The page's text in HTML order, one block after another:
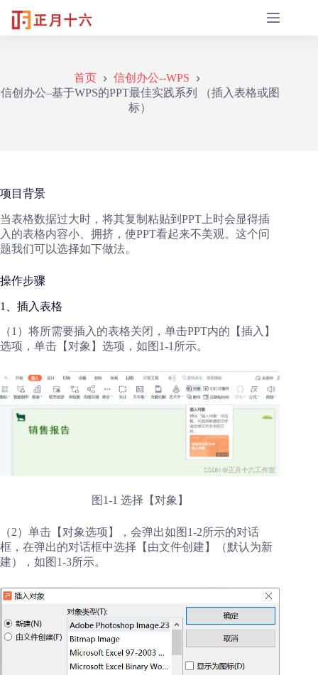
首页
信创办公--WPS
信创办公–基于WPS的PPT最佳实践系列 （插入表格或图
标）
项目背景
当表格数据过大时，将其复制粘贴到PPT上时会显得插
入的表格内容小、拥挤，使PPT看起来不美观。这个问
题我们可以选择如下做法。
操作步骤
1、插入表格
（1）将所需要插入的表格关闭，单击PPT内的【插入】
选项，单击【对象】选项，如图1-1所示。
图1-1 选择【对象】
（2）单击【对象选项】，会弹出如图1-2所示的对话
框，在弹出的对话框中选择【由文件创建】（默认为新
建），如图1-3所示。